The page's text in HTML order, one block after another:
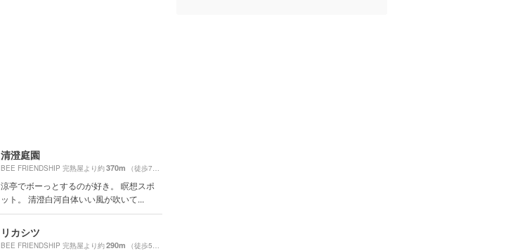
清澄庭園
BEE FRIENDSHIP 完熟屋より約370m （徒歩7分）
涼亭でボーっとするのが好き。 瞑想スポ
ット。 清澄白河自体いい風が吹いて...
リカシツ
BEE FRIENDSHIP 完熟屋より約290m （徒歩5分）